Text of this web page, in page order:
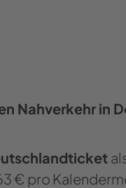
Nah­ver­kehr in
€ pro